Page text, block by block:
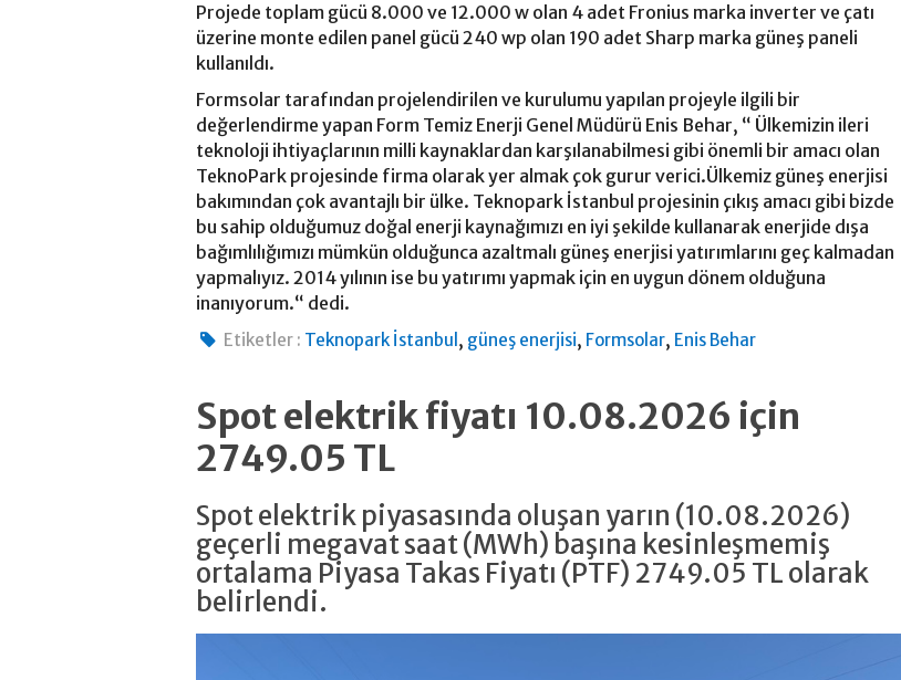
Projede toplam gücü 8.000 ve 12.000 w olan 4 adet Fronius marka inverter ve çatı
üzerine monte edilen panel gücü 240 wp olan 190 adet Sharp marka güneş paneli
kullanıldı.
Formsolar tarafından projelendirilen ve kurulumu yapılan projeyle ilgili bir
değerlendirme yapan Form Temiz Enerji Genel Müdürü Enis Behar, “ Ülkemizin ileri
teknoloji ihtiyaçlarının milli kaynaklardan karşılanabilmesi gibi önemli bir amacı olan
TeknoPark projesinde firma olarak yer almak çok gurur verici.Ülkemiz güneş enerjisi
bakımından çok avantajlı bir ülke. Teknopark İstanbul projesinin çıkış amacı gibi bizde
bu sahip olduğumuz doğal enerji kaynağımızı en iyi şekilde kullanarak enerjide dışa
bağımlılığımızı mümkün olduğunca azaltmalı güneş enerjisi yatırımlarını geç kalmadan
yapmalıyız. 2014 yılının ise bu yatırımı yapmak için en uygun dönem olduğuna
inanıyorum.“ dedi.
Etiketler : Teknopark İstanbul , güneş enerjisi, Formsolar, Enis Behar
Spot elektrik fiyatı 10.08.2026 için
2749.05 TL
Spot elektrik piyasasında oluşan yarın (10.08.2026)
geçerli megavat saat (MWh) başına kesinleşmemiş
ortalama Piyasa Takas Fiyatı (PTF) 2749.05 TL olarak
belirlendi.